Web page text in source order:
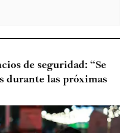
de seguridad: “Se
durante las próximas